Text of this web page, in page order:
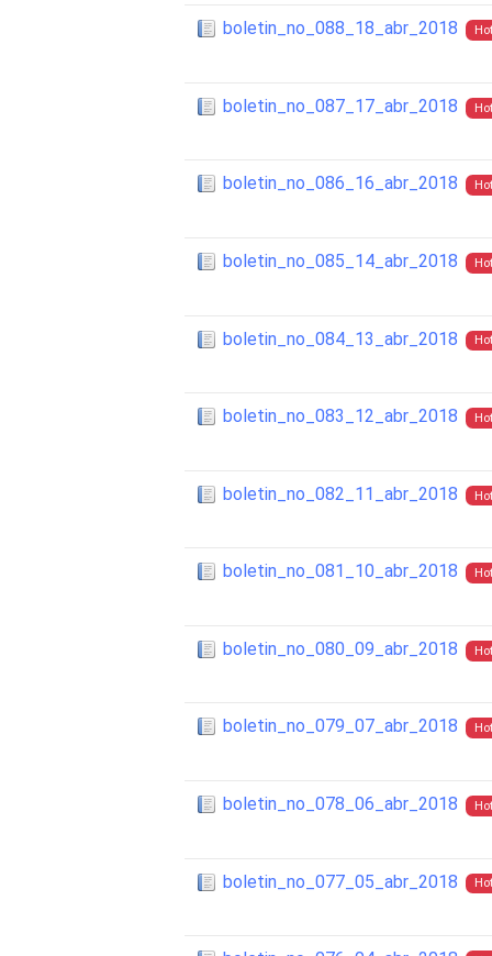
boletin_no_088_18_abr_2018 Hot
boletin_no_087_17_abr_2018 Hot
boletin_no_086_16_abr_2018 Hot
boletin_no_085_14_abr_2018 Hot
boletin_no_084_13_abr_2018 Hot
boletin_no_083_12_abr_2018 Hot
boletin_no_082_11_abr_2018 Hot
boletin_no_081_10_abr_2018 Hot
boletin_no_080_09_abr_2018 Hot
boletin_no_079_07_abr_2018 Hot
boletin_no_078_06_abr_2018 Hot
boletin_no_077_05_abr_2018 Hot